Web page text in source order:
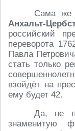
Сама же
Анхальт-
российский
переворота
Павла
стать только
взойдёт на
ему будет 42.
Да, не
знаменитую